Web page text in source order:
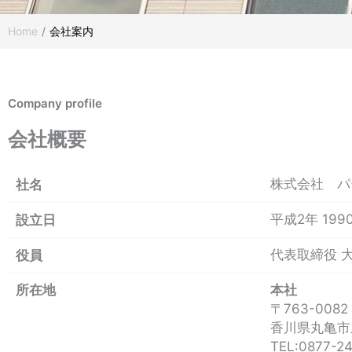
Home / 会社案内
Company profile
会社概要
社名 株式会社 パ
設立日 平成2年
役員 代表取締役
所在地
本社
〒763-0082
香川県丸亀
TEL:0877-